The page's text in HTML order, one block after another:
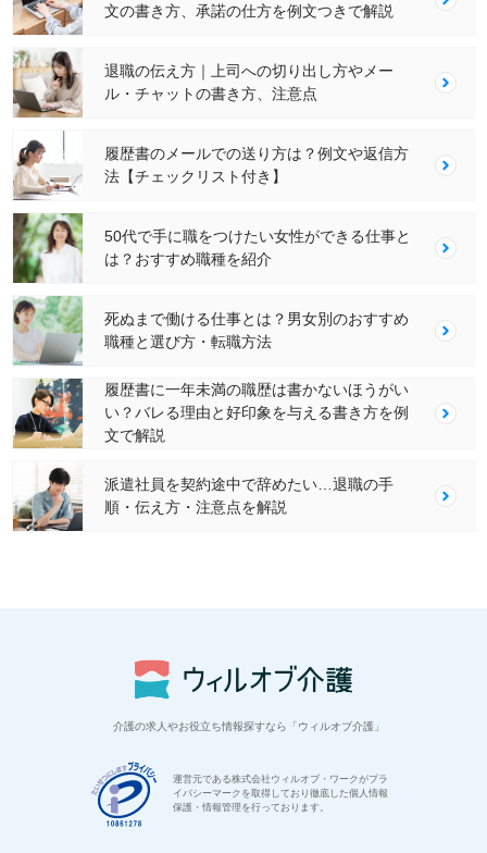
文の書き方、承諾の仕方を例文つきで解説
退職の伝え方｜上司への切り出し方やメー
ル・チャットの書き方、注意点
履歴書のメールでの送り方は？例文や返信方
法【チェックリスト付き】
50代で手に職をつけたい女性ができる仕事と
は？おすすめ職種を紹介
死ぬまで働ける仕事とは？男女別のおすすめ
職種と選び方・転職方法
履歴書に一年未満の職歴は書かないほうがい
い？バレる理由と好印象を与える書き方を例
文で解説
派遣社員を契約途中で辞めたい…退職の手
順・伝え方・注意点を解説
介護の求人やお役立ち情報探すなら「ウィルオブ介護」
運営元である株式会社ウィルオブ・ワークがプラ
イバシーマークを取得しており徹底した個人情報
保護・情報管理を行っております。